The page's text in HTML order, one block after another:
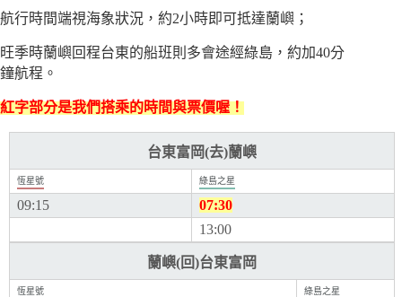
航行時間端視海象狀況，約2小時即可抵達蘭嶼；
旺季時蘭嶼回程台東的船班則多會途經綠島，約加40分
鐘航程。
紅字部分是我們搭乘的時間與票價喔！
台東富岡(去)蘭嶼
恆星號 綠島之星
09:15
07:30
13:00
蘭嶼(回)台東富岡
恆星號 綠島之星